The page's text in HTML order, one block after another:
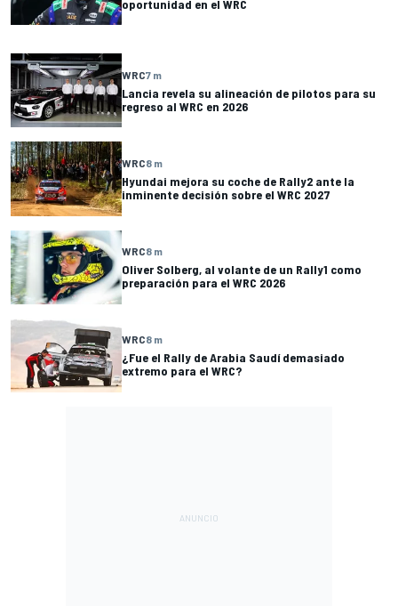
oportunidad en el WRC
WRC7 m
Lancia revela su alineación de pilotos para su
regreso al WRC en 2026
WRC8 m
Hyundai mejora su coche de Rally2 ante la
inminente decisión sobre el WRC 2027
WRC8 m
Oliver Solberg, al volante de un Rally1 como
preparación para el WRC 2026
WRC8 m
¿Fue el Rally de Arabia Saudí demasiado
extremo para el WRC?